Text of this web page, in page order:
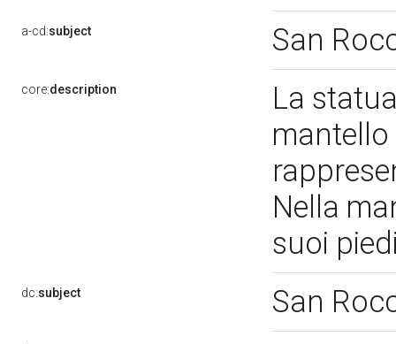
a-cd:subject San
core:description
La
Nella
suoi
dc:subject San